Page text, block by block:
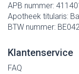
APB nummer:
Apotheek titularis:
BTW nummer:
Klantenservice
FAQ